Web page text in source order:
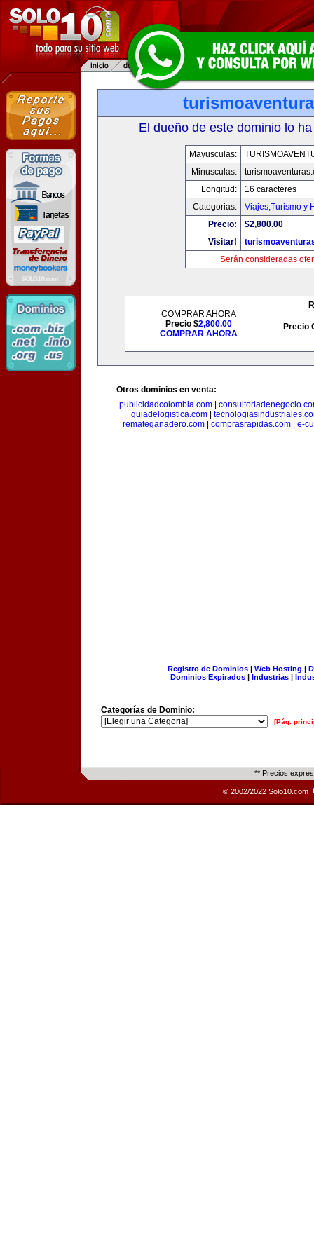
El dueño de este dominio lo
Mayusculas:
Minusculas:
Longitud:
16 caracteres
Categorias:
Viajes,Turismo y
Precio:
$2,800.00
Visitar!
Serán consideradas
COMPRAR AHORA
Precio $2,800.00
COMPRAR AHORA
Precio
Otros dominios en venta:
publicidadcolombia.com|
guiadelogistica.com|
remateganadero.com
comprasrapidas.com e-
Registro de Dominios| Web Hosting |
Dominios Expirados | Industrias |
Categorías de Dominio:
[Pág.
** Precios
© 2002/2022 Solo10.com